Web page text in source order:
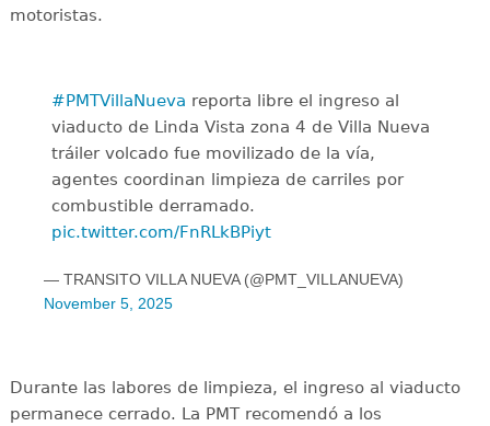
motoristas.
#PMTVillaNueva reporta libre el ingreso al
viaducto de Linda Vista zona 4 de Villa Nueva
tráiler volcado fue movilizado de la vía,
agentes coordinan limpieza de carriles por
combustible derramado.
pic.twitter.com/FnRLkBPiyt
— TRANSITO VILLA NUEVA (@PMT_VILLANUEVA)
November 5, 2025
Durante las labores de limpieza, el ingreso al viaducto
permanece cerrado. La PMT recomendó a los